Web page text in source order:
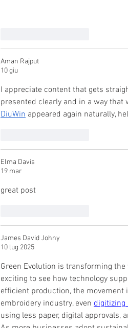
Aman Rajput
10 giu
I appreciate content that gets
presented clearly and in a way
DiuWin appeared again naturally,
Elma Davis
19 mar
great post
James David Johny
10 lug 2025
Green Evolution is transforming
exciting to see how technology
efficient production, the movement
embroidery industry, even digitizing
using less paper, digital approvals,